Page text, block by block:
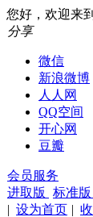
您好，欢迎来
分享
微信
新浪微博
人人网
QQ空间
开心网
豆瓣
会员服务
进取版
标准版
| 设为首页 |